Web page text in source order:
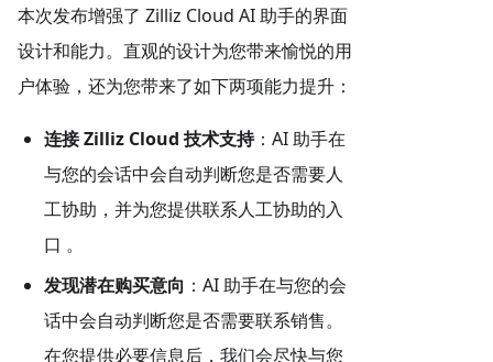
本次发布增强了 Zilliz Cloud AI 助手的界面
设计和能力。直观的设计为您带来愉悦的用
户体验，还为您带来了如下两项能力提升：
连接 Zilliz Cloud 技术支持：AI 助手在
与您的会话中会自动判断您是否需要人
工协助，并为您提供联系人工协助的入
口 。
发现潜在购买意向 ：AI 助手在与您的会
话中会自动判断您是否需要联系销售。
在您提供必要信息后，我们会尽快与您